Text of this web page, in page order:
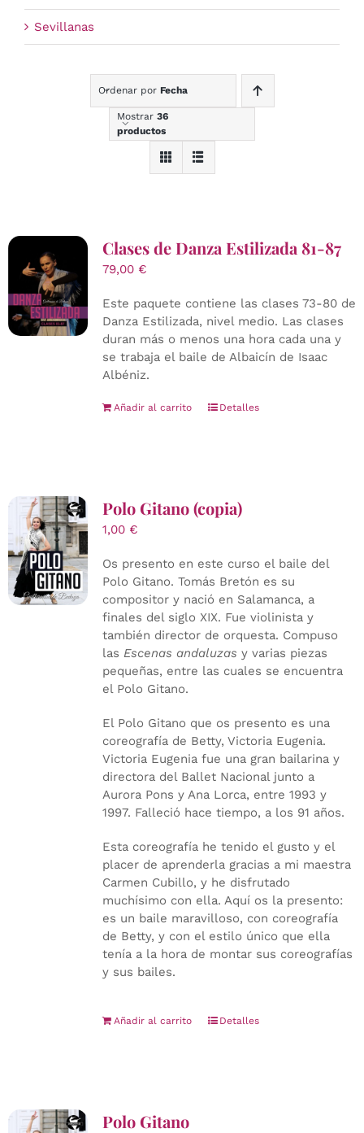
Sevillanas
Ordenar por Fecha
Mostrar 36
productos
Clases de Danza Estilizada 81-87
79,00 €
Este paquete contiene las clases 73-80 de
Danza Estilizada, nivel medio. Las clases
duran más o menos una hora cada una y
se trabaja el baile de Albaicín de Isaac
Albéniz.
Añadir al carrito Detalles
Polo Gitano (copia)
1,00 €
Os presento en este curso el baile del
Polo Gitano. Tomás Bretón es su
compositor y nació en Salamanca, a
finales del siglo XIX. Fue violinista y
también director de orquesta. Compuso
las Escenas andaluzas y varias piezas
pequeñas, entre las cuales se encuentra
el Polo Gitano.
El Polo Gitano que os presento es una
coreografía de Betty, Victoria Eugenia.
Victoria Eugenia fue una gran bailarina y
directora del Ballet Nacional junto a
Aurora Pons y Ana Lorca, entre 1993 y
1997. Falleció hace tiempo, a los 91 años.
Esta coreografía he tenido el gusto y el
placer de aprenderla gracias a mi maestra
Carmen Cubillo, y he disfrutado
muchísimo con ella. Aquí os la presento:
es un baile maravilloso, con coreografía
de Betty, y con el estilo único que ella
tenía a la hora de montar sus coreografías
y sus bailes.
Añadir al carrito Detalles
Polo Gitano